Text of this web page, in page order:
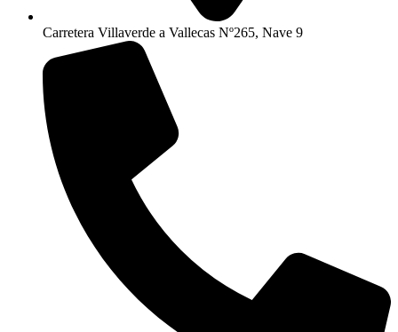
Carretera Villaverde a Vallecas Nº265, Nave 9